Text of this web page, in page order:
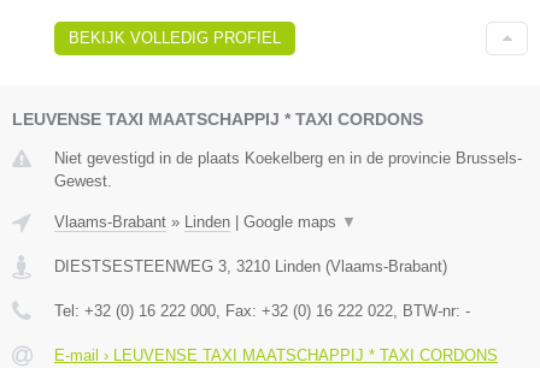
BEKIJK VOLLEDIG PROFIEL
LEUVENSE TAXI MAATSCHAPPIJ * TAXI CORDONS
Niet gevestigd in de plaats Koekelberg en in de provincie Brussels-
Gewest.
Vlaams-Brabant » Linden Google maps ▼
DIESTSESTEENWEG 3 3210 Linden (Vlaams-Brabant)
Tel: +32 (0) 16 222 000 , Fax: +32 (0) 16 222 022 , BTW-nr: -
E-mail › LEUVENSE TAXI MAATSCHAPPIJ * TAXI CORDONS